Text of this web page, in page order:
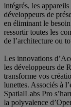
intégrés, les
développeurs de
en éliminant le
ressortir toutes les
de l’architecture ou
Les innovations
les développeurs de
transforme vos
lunettes. Associés à
SpatialLabs Pro
la polyvalence